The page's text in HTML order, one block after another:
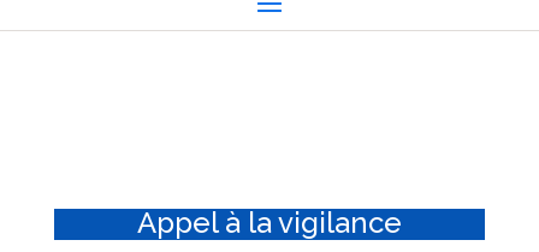
Appel à la vigilance